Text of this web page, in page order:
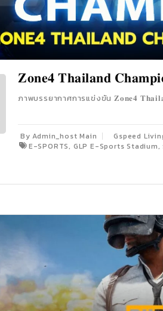
𝐙𝐨𝐧𝐞𝟒 𝐓𝐡𝐚𝐢𝐥𝐚𝐧𝐝
ภาพบรรยากาศการแข่งขัน 𝐙𝐨𝐧𝐞𝟒
By Admin_host Main
Gspeed
E-SPORTS, GLP E-Sports Stadium,